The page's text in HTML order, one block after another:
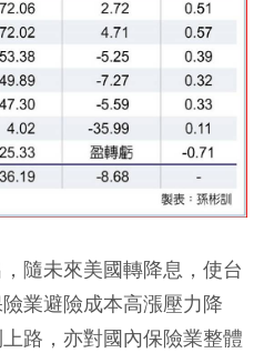
隨未來美國轉降息，使台
業避險成本高漲壓力降
路，亦對國內保險業整體